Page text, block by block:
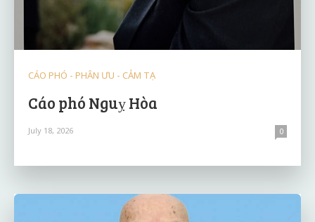
CÁO PHÓ - PHÂN ƯU - CẢM TẠ
Cáo phó Nguỵ Hòa
July 18, 2026 0